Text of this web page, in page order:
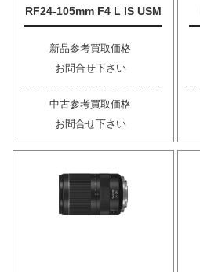
RF24-105mm F4 L IS USM
新品参考買取価格
お問合せ下さい
中古参考買取価格
お問合せ下さい